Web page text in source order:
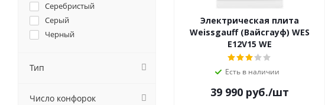
Электрическая плита
Weissgauff (Вайсгауф) WES
E12V15 WE
Есть в наличии
39 990 руб./шт
Серебристый
Серый
Черный
Тип
Число конфорок